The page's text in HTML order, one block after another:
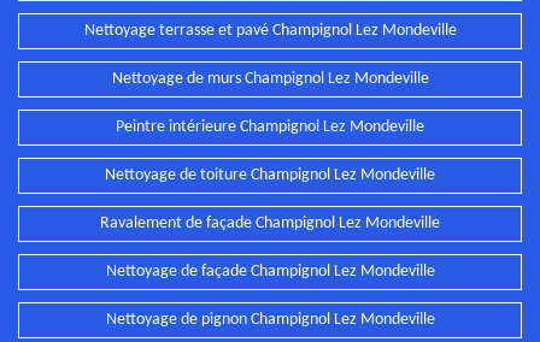
Nettoyage terrasse et pavé Champignol Lez Mondeville
Nettoyage de murs Champignol Lez Mondeville
Peintre intérieure Champignol Lez Mondeville
Nettoyage de toiture Champignol Lez Mondeville
Ravalement de façade Champignol Lez Mondeville
Nettoyage de façade Champignol Lez Mondeville
Nettoyage de pignon Champignol Lez Mondeville